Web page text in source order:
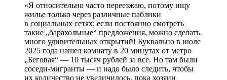
«Я относительно часто переезжаю, потому ищу
жилье только через различные паблики
в социальных сетях: если постоянно смотреть
такие „барахольные“ предложения, можно сделать
много удивительных открытий! Буквально в июле
2025 года нашел комнату в 20 минутах от метро
„Беговая“ — 10 тысяч рублей за все. Но там были
соседи-мигранты — и надо было следить, чтобы
их количество не увеличилось, пока хозяин